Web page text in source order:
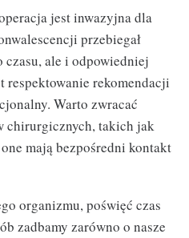
jest inwazyjna dla
przebiegał
ale i odpowiedniej
rekomendacji
Warto zwracać
chirurgicznych, takich jak
mają bezpośredni kontakt
organizmu, poświęć czas
zadbamy zarówno o nasze